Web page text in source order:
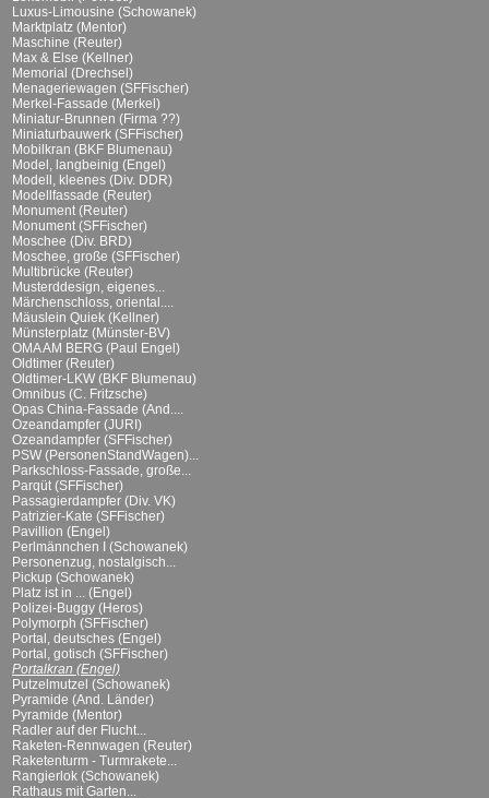
Luxus-Limousine (Schowanek)
Marktplatz (Mentor)
Maschine (Reuter)
Max & Else (Kellner)
Memorial (Drechsel)
Menageriewagen (SFFischer)
Merkel-Fassade (Merkel)
Miniatur-Brunnen (Firma ??)
Miniaturbauwerk (SFFischer)
Mobilkran (BKF Blumenau)
Model, langbeinig (Engel)
Modell, kleenes (Div. DDR)
Modellfassade (Reuter)
Monument (Reuter)
Monument (SFFischer)
Moschee (Div. BRD)
Moschee, große (SFFischer)
Multibrücke (Reuter)
Musterddesign, eigenes...
Märchenschloss, oriental....
Mäuslein Quiek (Kellner)
Münsterplatz (Münster-BV)
OMA AM BERG (Paul Engel)
Oldtimer (Reuter)
Oldtimer-LKW (BKF Blumenau)
Omnibus (C. Fritzsche)
Opas China-Fassade (And....
Ozeandampfer (JURI)
Ozeandampfer (SFFischer)
PSW (PersonenStandWagen)...
Parkschloss-Fassade, große...
Parqüt (SFFischer)
Passagierdampfer (Div. VK)
Patrizier-Kate (SFFischer)
Pavillion (Engel)
Perlmännchen I (Schowanek)
Personenzug, nostalgisch...
Pickup (Schowanek)
Platz ist in ... (Engel)
Polizei-Buggy (Heros)
Polymorph (SFFischer)
Portal, deutsches (Engel)
Portal, gotisch (SFFischer)
Portalkran (Engel)
Putzelmutzel (Schowanek)
Pyramide (And. Länder)
Pyramide (Mentor)
Radler auf der Flucht...
Raketen-Rennwagen (Reuter)
Raketenturm - Turmrakete...
Rangierlok (Schowanek)
Rathaus mit Garten...